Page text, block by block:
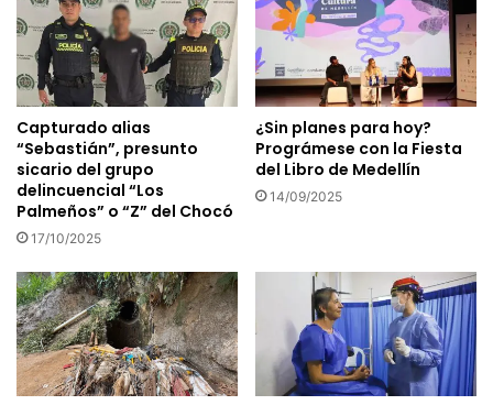
Capturado alias
“Sebastián”, presunto
sicario del grupo
delincuencial “Los
Palmeños” o “Z” del Chocó
17/10/2025
¿Sin planes para hoy?
Prográmese con la Fiesta
del Libro de Medellín
14/09/2025